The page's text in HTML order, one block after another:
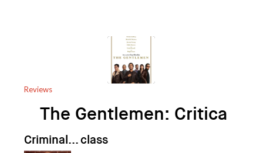
Reviews
The Gentlemen: Critica
Criminal... class